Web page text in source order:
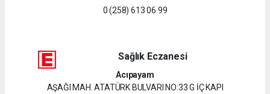
0 (258) 613 06 99
Sağlık Eczanesi
Acıpayam
AŞAĞI MAH. ATATÜRK BULVARI NO:33 G İÇ KAPI